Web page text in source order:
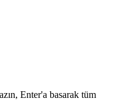
Enter'a basarak tüm